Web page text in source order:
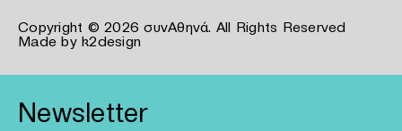
Copyright © 2026 συνΑθηνά. All Rights Reserved
Made by k2design
Newsletter